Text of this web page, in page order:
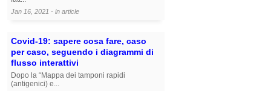
Jan 16, 2021 - in article
Covid-19: sapere cosa fare, caso
per caso, seguendo i diagrammi di
flusso interattivi
Dopo la “Mappa dei tamponi rapidi
(antigenici) e...